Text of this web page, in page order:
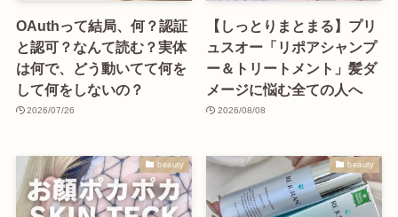
OAuthって結局、何？認証
と認可？なんて読む？実体
は何で、どう動いてて何を
して何をしないの？
2026/07/26
【しっとりまとまる】プリ
ュスオー「リポアシャンプ
ー＆トリートメント」髪ダ
メージに悩む全ての人へ
2026/08/08
beauty beauty